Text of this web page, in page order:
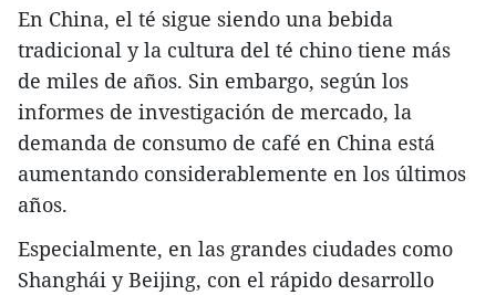
En China, el té sigue siendo una bebida
tradicional y la cultura del té chino tiene más
de miles de años. Sin embargo, según los
informes de investigación de mercado, la
demanda de consumo de café en China está
aumentando considerablemente en los últimos
años.
Especialmente, en las grandes ciudades como
Shanghái y Beijing, con el rápido desarrollo